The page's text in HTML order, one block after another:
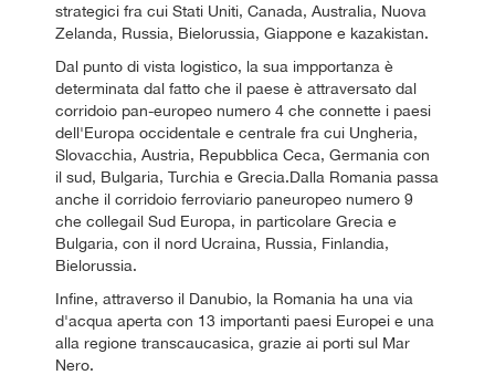
strategici fra cui Stati Uniti, Canada, Australia, Nuova
Zelanda, Russia, Bielorussia, Giappone e kazakistan.
Dal punto di vista logistico, la sua impportanza è
determinata dal fatto che il paese è attraversato dal
corridoio pan-europeo numero 4 che connette i paesi
dell'Europa occidentale e centrale fra cui Ungheria,
Slovacchia, Austria, Repubblica Ceca, Germania con
il sud, Bulgaria, Turchia e Grecia.Dalla Romania passa
anche il corridoio ferroviario paneuropeo numero 9
che collegail Sud Europa, in particolare Grecia e
Bulgaria, con il nord Ucraina, Russia, Finlandia,
Bielorussia.
Infine, attraverso il Danubio, la Romania ha una via
d'acqua aperta con 13 importanti paesi Europei e una
alla regione transcaucasica, grazie ai porti sul Mar
Nero.